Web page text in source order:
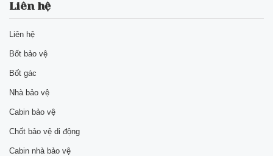
Liên hệ
Liên hệ
Bốt bảo vệ
Bốt gác
Nhà bảo vệ
Cabin bảo vệ
Chốt bảo vệ di động
Cabin nhà bảo vệ